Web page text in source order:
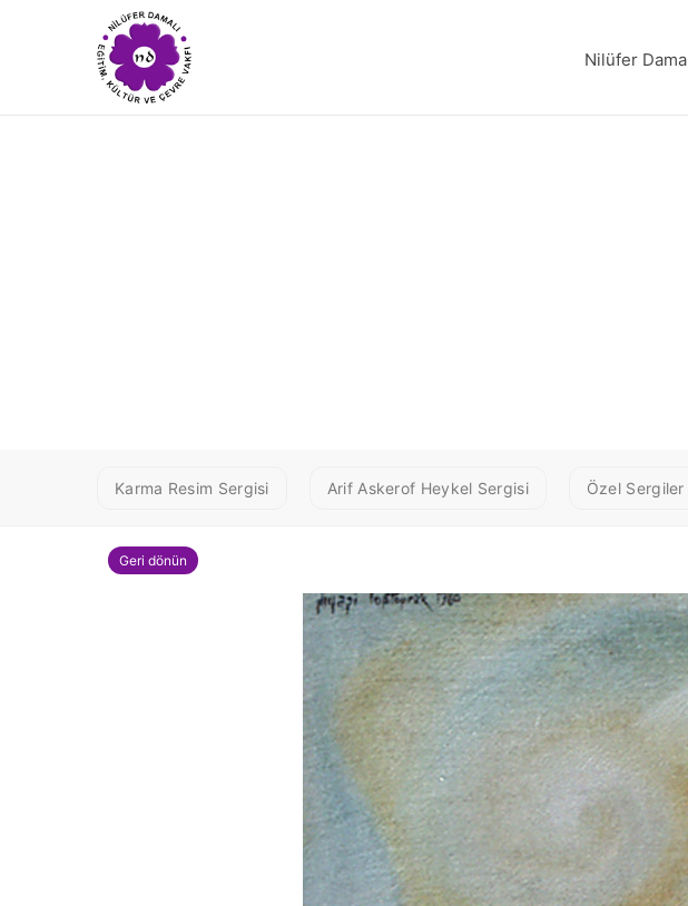
Nilüfer
Karma Resim Sergisi Arif Askerof Heykel Sergisi Özel Sergiler
Geri dönün